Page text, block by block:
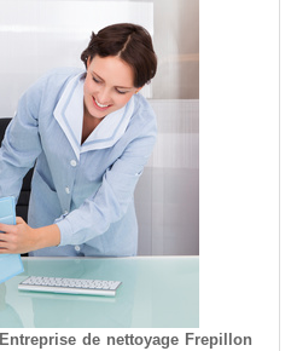
Entreprise de nettoyage Frepillon